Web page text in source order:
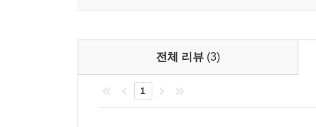
전체 리뷰 (3)
1